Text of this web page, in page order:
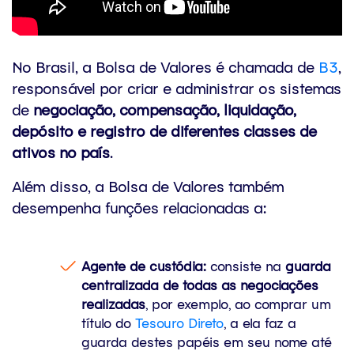
No Brasil, a Bolsa de Valores é chamada de B3,
responsável por criar e administrar os sistemas
de negociação, compensação, liquidação,
depósito e registro de diferentes classes de
ativos no país.
Além disso, a Bolsa de Valores também
desempenha funções relacionadas a:
Agente de custódia: consiste na guarda
centralizada de todas as negociações
realizadas, por exemplo, ao comprar um
título do Tesouro Direto, a ela faz a
guarda destes papéis em seu nome até